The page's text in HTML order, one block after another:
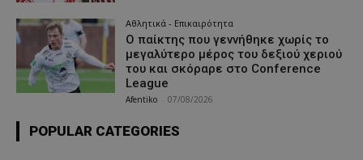
Αθλητικά - Επικαιρότητα
Ο παίκτης που γεννήθηκε χωρίς το
μεγαλύτερο μέρος του δεξιού χεριού
του και σκόραρε στο Conference
League
Afentiko 07/08/2026
POPULAR CATEGORIES